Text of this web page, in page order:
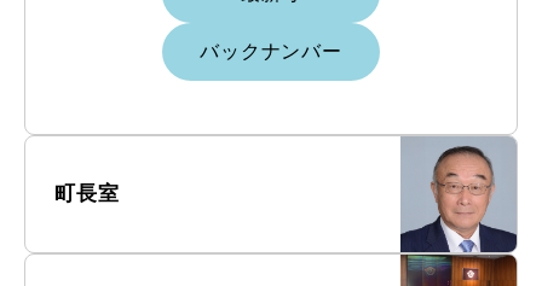
バックナンバー
町長室